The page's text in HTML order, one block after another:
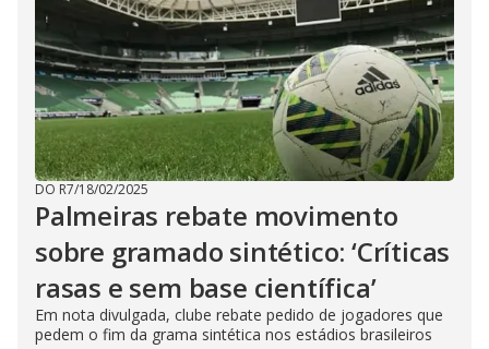
DO R7/18/02/2025
Palmeiras rebate movimento
sobre gramado sintético: ‘Críticas
rasas e sem base científica’
Em nota divulgada, clube rebate pedido de jogadores que
pedem o fim da grama sintética nos estádios brasileiros